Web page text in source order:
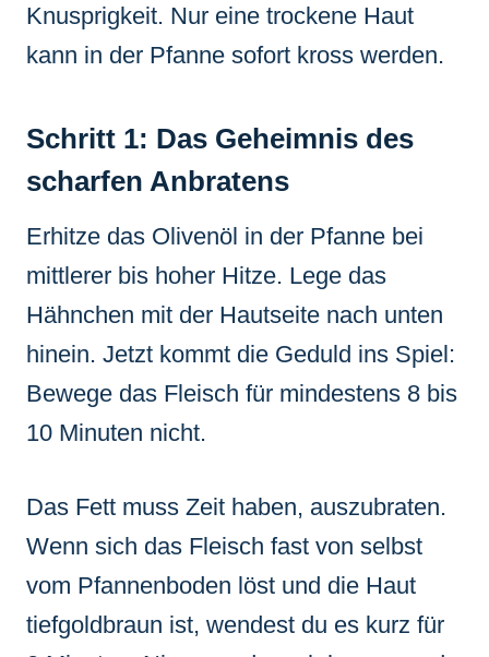
Knusprigkeit. Nur eine trockene Haut
kann in der Pfanne sofort kross werden.
Schritt 1: Das Geheimnis des
scharfen Anbratens
Erhitze das Olivenöl in der Pfanne bei
mittlerer bis hoher Hitze. Lege das
Hähnchen mit der Hautseite nach unten
hinein. Jetzt kommt die Geduld ins Spiel:
Bewege das Fleisch für mindestens 8 bis
10 Minuten nicht.
Das Fett muss Zeit haben, auszubraten.
Wenn sich das Fleisch fast von selbst
vom Pfannenboden löst und die Haut
tiefgoldbraun ist, wendest du es kurz für